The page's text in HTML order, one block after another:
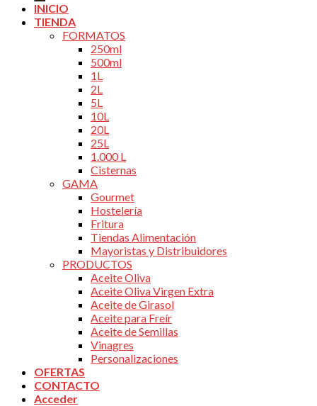
INICIO
TIENDA
FORMATOS
250ml
500ml
1L
2L
5L
10L
20L
25L
1.000 L
Cisternas
GAMA
Gourmet
Hostelería
Fritura
Tiendas Alimentación
Mayoristas y Distribuidores
PRODUCTOS
Aceite Oliva
Aceite Oliva Virgen Extra
Aceite de Girasol
Aceite para Freír
Aceite de Semillas
Vinagres
Personalizaciones
OFERTAS
CONTACTO
Acceder